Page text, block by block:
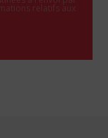
relatifs aux